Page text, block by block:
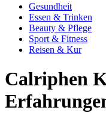
Gesundheit
Essen & Trinken
Beauty & Pflege
Sport & Fitness
Reisen & Kur
Calriphen